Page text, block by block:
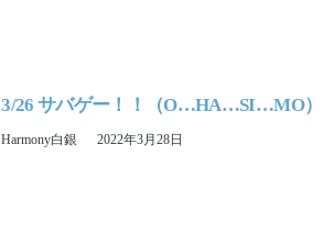
3/26 サバゲー！！（O…HA…SI…MO）
Harmony白銀 2022年3月28日